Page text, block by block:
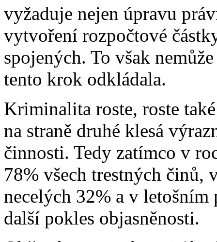
vyžaduje nejen úpravu
vytvoření rozpočtové
spojených. To však
tento krok odkládala.
Kriminalita roste, roste
na straně druhé klesá
činnosti. Tedy zatímco v
78% všech trestných činů,
necelých 32% a v
další pokles objasněnosti.